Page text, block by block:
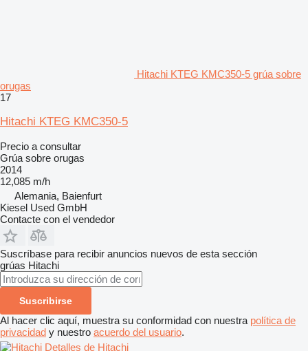
Hitachi KTEG KMC350-5 grúa sobre
orugas
17
Hitachi KTEG KMC350-5
Precio a consultar
Grúa sobre orugas
2014
12,085 m/h
Alemania, Baienfurt
Kiesel Used GmbH
Contacte con el vendedor
Suscríbase para recibir anuncios nuevos de esta sección
grúas Hitachi
Suscribirse
Al hacer clic aquí, muestra su conformidad con nuestra política de
privacidad y nuestro acuerdo del usuario.
Detalles de Hitachi